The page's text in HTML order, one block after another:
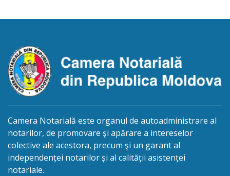
deschiderea procedurii succesorale în urma
născut la 29.11.1971, IDNP- 2002032074837
Eliberarea certificatului […]
Camera Notarială este organul de autoadministrare al
notarilor, de promovare şi apărare a intereselor
colective ale acestora, precum şi un garant al
independenței notarilor și al calității asistenței
notariale.